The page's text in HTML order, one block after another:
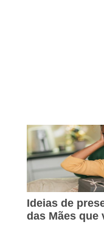
Ideias de
das Mães que